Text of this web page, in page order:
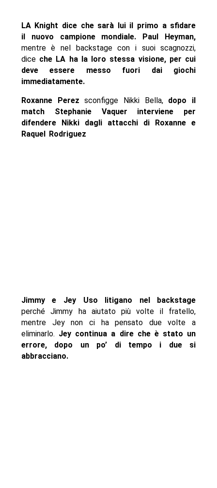
LA Knight dice che sarà lui il primo a sfidare
il nuovo campione mondiale. Paul Heyman,
mentre è nel backstage con i suoi scagnozzi,
dice che LA ha la loro stessa visione, per cui
deve essere messo fuori dai giochi
immediatamente.
Roxanne Perez sconfigge Nikki Bella, dopo il
match Stephanie Vaquer interviene per
difendere Nikki dagli attacchi di Roxanne e
Raquel Rodriguez
Jimmy e Jey Uso litigano nel backstage
perché Jimmy ha aiutato più volte il fratello,
mentre Jey non ci ha pensato due volte a
eliminarlo. Jey continua a dire che è stato un
errore, dopo un po’ di tempo i due si
abbracciano.